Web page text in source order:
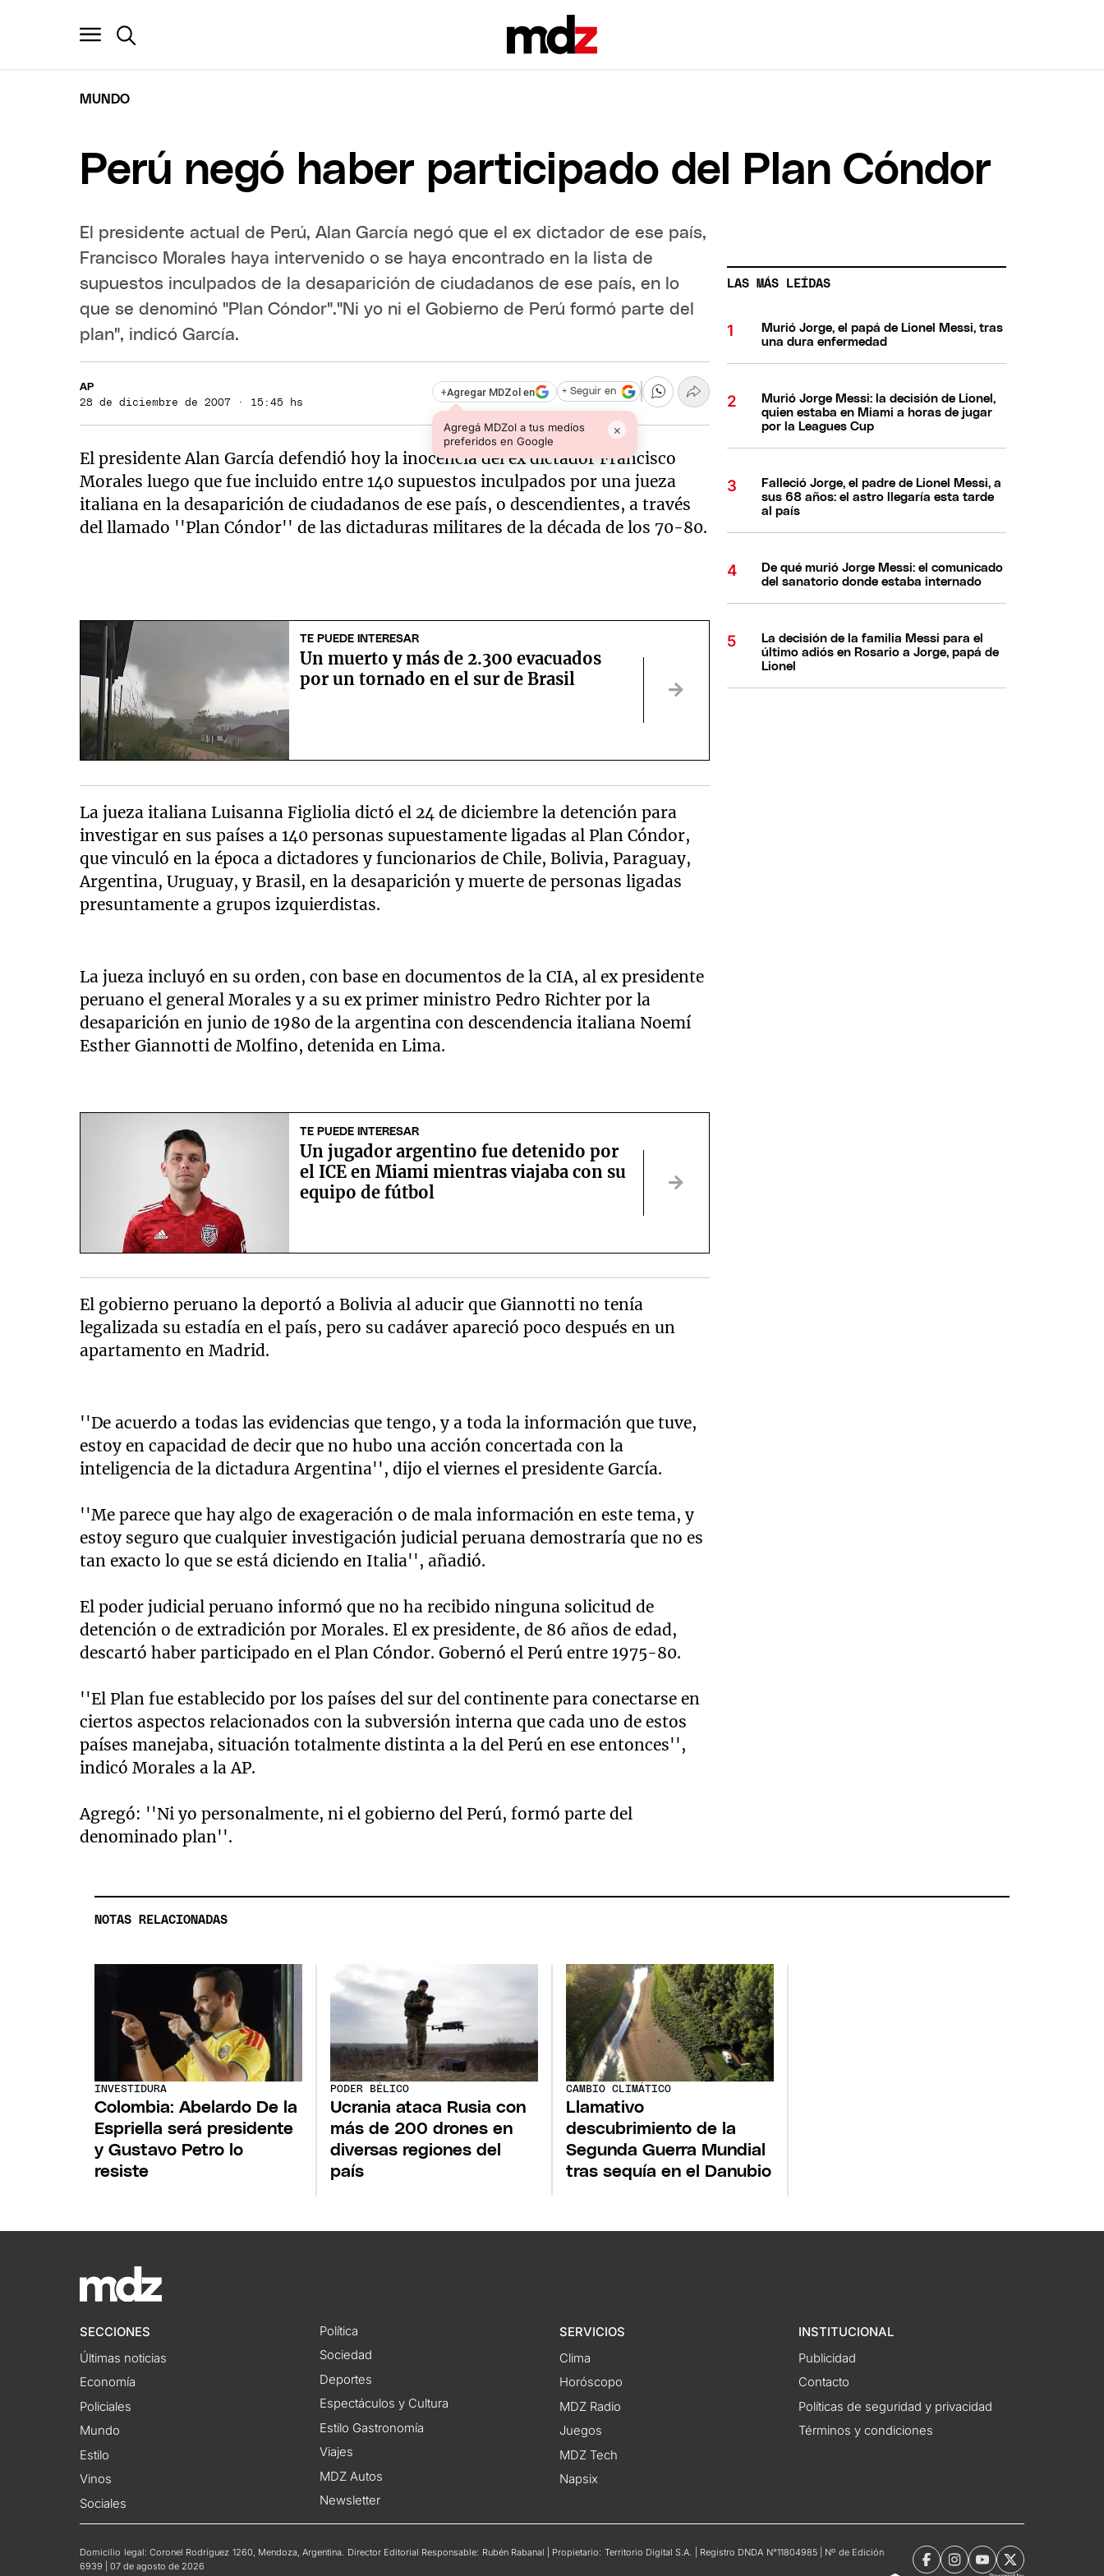
MUNDO
Perú negó haber participado del Plan Cóndor
El presidente actual de Perú, Alan García negó que el ex dictador de ese país,
Francisco Morales haya intervenido o se haya encontrado en la lista de
supuestos inculpados de la desaparición de ciudadanos de ese país, en lo
que se denominó "Plan Cóndor"."Ni yo ni el Gobierno de Perú formó parte del
plan", indicó García.
AP
28 de diciembre de 2007 · 15:45 hs
+Agregar MDZol en
Agregá MDZol a tus medios
preferidos en Google
×
+ Seguir en
El presidente Alan García defendió hoy la inocencia del ex dictador Francisco
Morales luego que fue incluido entre 140 supuestos inculpados por una jueza
italiana en la desaparición de ciudadanos de ese país, o descendientes, a través
del llamado ''Plan Cóndor'' de las dictaduras militares de la década de los 70-80.
TE PUEDE INTERESAR
Un muerto y más de 2.300 evacuados
por un tornado en el sur de Brasil
La jueza italiana Luisanna Figliolia dictó el 24 de diciembre la detención para
investigar en sus países a 140 personas supuestamente ligadas al Plan Cóndor,
que vinculó en la época a dictadores y funcionarios de Chile, Bolivia, Paraguay,
Argentina, Uruguay, y Brasil, en la desaparición y muerte de personas ligadas
presuntamente a grupos izquierdistas.
La jueza incluyó en su orden, con base en documentos de la CIA, al ex presidente
peruano el general Morales y a su ex primer ministro Pedro Richter por la
desaparición en junio de 1980 de la argentina con descendencia italiana Noemí
Esther Giannotti de Molfino, detenida en Lima.
TE PUEDE INTERESAR
Un jugador argentino fue detenido por
el ICE en Miami mientras viajaba con su
equipo de fútbol
El gobierno peruano la deportó a Bolivia al aducir que Giannotti no tenía
legalizada su estadía en el país, pero su cadáver apareció poco después en un
apartamento en Madrid.
''De acuerdo a todas las evidencias que tengo, y a toda la información que tuve,
estoy en capacidad de decir que no hubo una acción concertada con la
inteligencia de la dictadura Argentina'', dijo el viernes el presidente García.
''Me parece que hay algo de exageración o de mala información en este tema, y
estoy seguro que cualquier investigación judicial peruana demostraría que no es
tan exacto lo que se está diciendo en Italia'', añadió.
El poder judicial peruano informó que no ha recibido ninguna solicitud de
detención o de extradición por Morales. El ex presidente, de 86 años de edad,
descartó haber participado en el Plan Cóndor. Gobernó el Perú entre 1975-80.
''El Plan fue establecido por los países del sur del continente para conectarse en
ciertos aspectos relacionados con la subversión interna que cada uno de estos
países manejaba, situación totalmente distinta a la del Perú en ese entonces'',
indicó Morales a la AP.
Agregó: ''Ni yo personalmente, ni el gobierno del Perú, formó parte del
denominado plan''.
LAS MÁS LEÍDAS
Murió Jorge, el papá de Lionel Messi, tras
una dura enfermedad
Murió Jorge Messi: la decisión de Lionel,
quien estaba en Miami a horas de jugar
por la Leagues Cup
Falleció Jorge, el padre de Lionel Messi, a
sus 68 años: el astro llegaría esta tarde
al país
De qué murió Jorge Messi: el comunicado
del sanatorio donde estaba internado
La decisión de la familia Messi para el
último adiós en Rosario a Jorge, papá de
Lionel
NOTAS RELACIONADAS
INVESTIDURA
Colombia: Abelardo De la
Espriella será presidente
y Gustavo Petro lo
resiste
PODER BÉLICO
Ucrania ataca Rusia con
más de 200 drones en
diversas regiones del
país
CAMBIO CLIMÁTICO
Llamativo
descubrimiento de la
Segunda Guerra Mundial
tras sequía en el Danubio
SECCIONES
Últimas noticias
Economía
Policiales
Mundo
Estilo
Vinos
Sociales
Política
Sociedad
Deportes
Espectáculos y Cultura
Estilo Gastronomía
Viajes
MDZ Autos
Newsletter
SERVICIOS
Clima
Horóscopo
MDZ Radio
Juegos
MDZ Tech
Napsix
INSTITUCIONAL
Publicidad
Contacto
Políticas de seguridad y privacidad
Términos y condiciones
Domicilio legal: Coronel Rodríguez 1260, Mendoza, Argentina. Director Editorial Responsable: Rubén Rabanal | Propietario: Territorio Digital S.A. | Registro DNDA N°11804985 | Nº de Edición
6939 | 07 de agosto de 2026